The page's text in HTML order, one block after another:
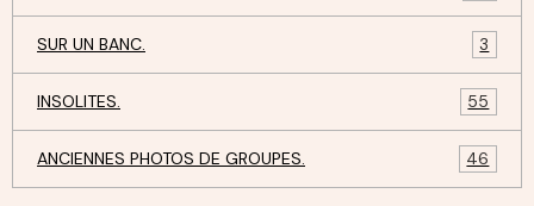
SUR UN BANC. 3
INSOLITES. 55
ANCIENNES PHOTOS DE GROUPES. 46